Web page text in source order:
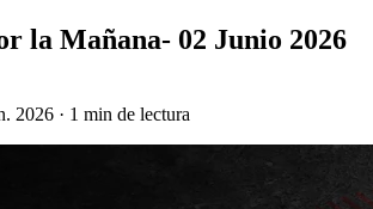
la Mañana- 02 Junio 2026
2026 · 1 min de lectura